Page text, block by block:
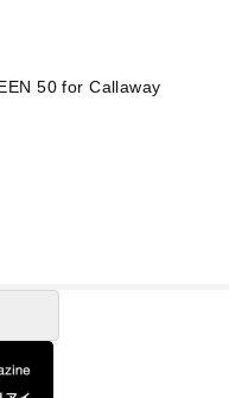
50 for Callaway